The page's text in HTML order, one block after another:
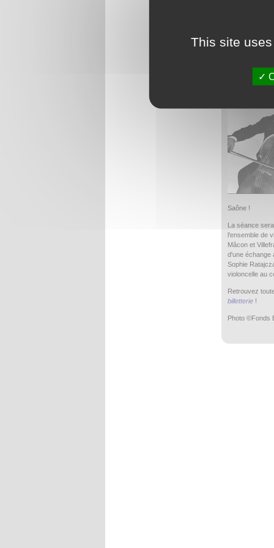
Saône !
La séance
l'ensemble de
Mâcon et
d'une échange
Sophie
violoncelle au
Retrouvez
billetterie !
Photo ©Fonds
This site